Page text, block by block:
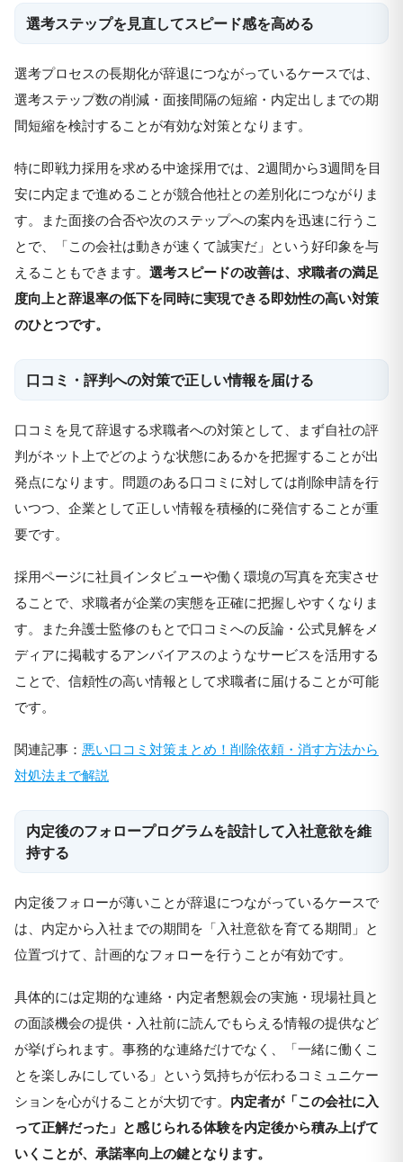
選考ステップを見直してスピード感を高める
選考プロセスの長期化が辞退につながっているケースでは、
選考ステップ数の削減・面接間隔の短縮・内定出しまでの期
間短縮を検討することが有効な対策となります。
特に即戦力採用を求める中途採用では、2週間から3週間を目
安に内定まで進めることが競合他社との差別化につながりま
す。また面接の合否や次のステップへの案内を迅速に行うこ
とで、「この会社は動きが速くて誠実だ」という好印象を与
えることもできます。 選考スピードの改善は、求職者の満足
度向上と辞退率の低下を同時に実現できる即効性の高い対策
のひとつです。
口コミ・評判への対策で正しい情報を届ける
口コミを見て辞退する求職者への対策として、まず自社の評
判がネット上でどのような状態にあるかを把握することが出
発点になります。問題のある口コミに対しては削除申請を行
いつつ、企業として正しい情報を積極的に発信することが重
要です。
採用ページに社員インタビューや働く環境の写真を充実させ
ることで、求職者が企業の実態を正確に把握しやすくなりま
す。また弁護士監修のもとで口コミへの反論・公式見解をメ
ディアに掲載するアンバイアスのようなサービスを活用する
ことで、信頼性の高い情報として求職者に届けることが可能
です。
関連記事： 悪い口コミ対策まとめ！削除依頼・消す方法から
対処法まで解説
内定後のフォロープログラムを設計して入社意欲を維
持する
内定後フォローが薄いことが辞退につながっているケースで
は、内定から入社までの期間を「入社意欲を育てる期間」と
位置づけて、計画的なフォローを行うことが有効です。
具体的には定期的な連絡・内定者懇親会の実施・現場社員と
の面談機会の提供・入社前に読んでもらえる情報の提供など
が挙げられます。事務的な連絡だけでなく、「一緒に働くこ
とを楽しみにしている」という気持ちが伝わるコミュニケー
ションを心がけることが大切です。 内定者が「この会社に入
って正解だった」と感じられる体験を内定後から積み上げて
いくことが、承諾率向上の鍵となります。